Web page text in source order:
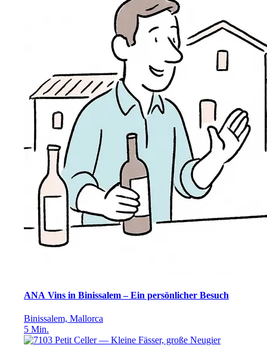
ANA Vins in Binissalem – Ein persönlicher Besuch
Binissalem, Mallorca
5 Min.